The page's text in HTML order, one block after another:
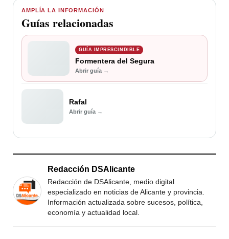
AMPLÍA LA INFORMACIÓN
Guías relacionadas
GUÍA IMPRESCINDIBLE
Formentera del Segura
Abrir guía →
Rafal
Abrir guía →
Redacción DSAlicante
Redacción de DSAlicante, medio digital
especializado en noticias de Alicante y provincia.
Información actualizada sobre sucesos, política,
economía y actualidad local.